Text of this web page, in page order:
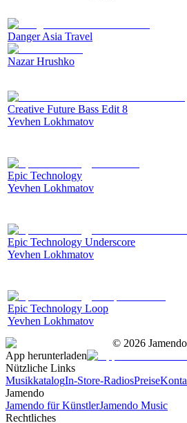
Danger Asia Travel
Nazar Hrushko
Creative Future Bass Edit 8
Yevhen Lokhmatov
Epic Technology
Yevhen Lokhmatov
Epic Technology Underscore
Yevhen Lokhmatov
Epic Technology Loop
Yevhen Lokhmatov
© 2026
App herunterladen
Nützliche Links
MusikkatalogIn-Store-RadiosPreise
Jamendo
Jamendo für KünstlerJamendo Music
Rechtliches